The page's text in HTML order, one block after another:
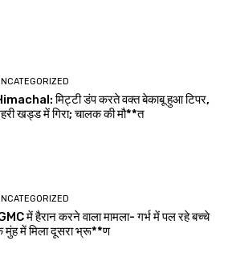
मिट्टी डंप करते वक्त बेकाबू हुआ टिपर,
खड्ड में गिरा; चालक की मौ**त
में हैरान करने वाला मामला- गर्भ में पल रहे बच्चे
मुंह में मिला दूसरा भ्रू**ण